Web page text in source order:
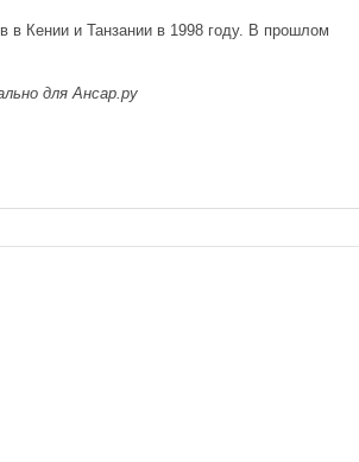
в Кении и Танзании в 1998 году. В прошлом
для Ансар.ру